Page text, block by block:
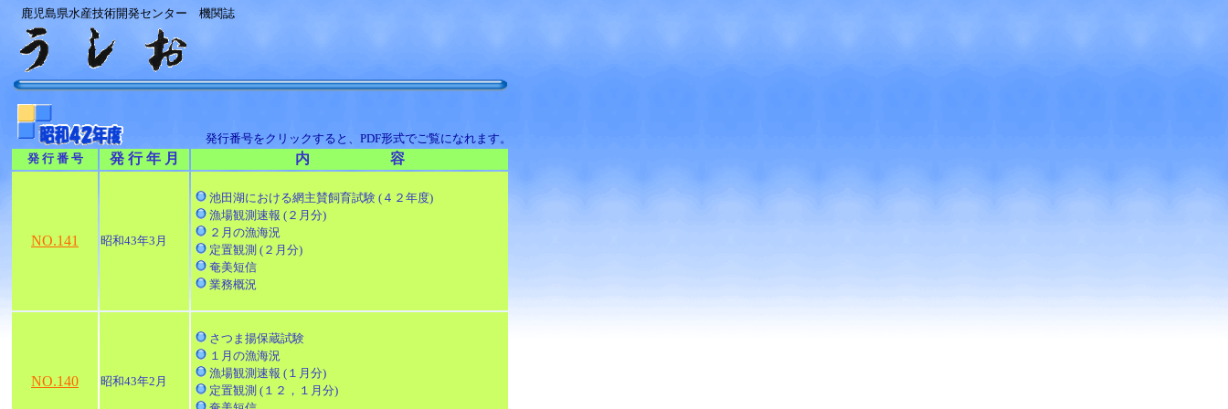
発 行 番 号 発 行 年 月 内 容
NO.141 昭和43年3月
池田湖における網主賛飼育試験 (４２年度)
漁場観測速報 (２月分)
２月の漁海況
定置観測 (２月分)
奄美短信
業務概況
NO.140 昭和43年2月
さつま揚保蔵試験
１月の漁海況
漁場観測速報 (１月分)
定置観測 (１２，１月分)
鹿児島県水産技術開発センター 機関誌
発行番号をクリックすると、PDF形式でご覧になれます。